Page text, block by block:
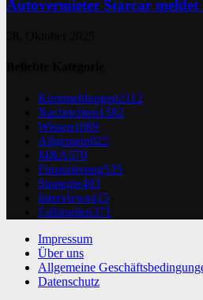
Autovermieter Starcar meldet
Kurzmeldungen2112
Nachrichten1582
Wissen1089
Allgemein822
M&A570
Finanzierung535
Strategie493
Interviews415
Fallstudien371
Impressum
Über uns
Allgemeine
Datenschutz